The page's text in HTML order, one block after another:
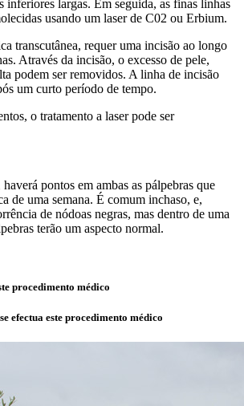
inferiores largas. Em seguida, as finas linhas
usando um laser de C02 ou Erbium.
transcutânea, requer uma incisão ao longo
Através da incisão, o excesso de pele,
podem ser removidos. A linha de incisão
um curto período de tempo.
o tratamento a laser pode ser
pontos em ambas as pálpebras que
de uma semana. É comum inchaso, e,
de nódoas negras, mas dentro de uma
terão um aspecto normal.
procedimento médico
efectua este procedimento médico